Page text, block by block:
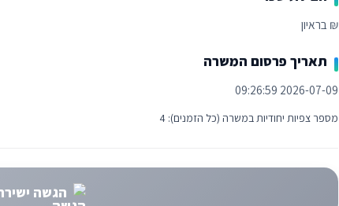
₪ בראיון
תאריך פרסום המשרה
2026-07-09 09:26:59
מספר צפיות יחודיות במשרה (כל הזמנים): 4
הגשה